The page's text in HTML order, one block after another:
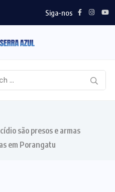
Siga-nos
são presos e armas
em Porangatu